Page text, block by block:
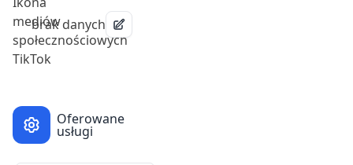
brak danych
Oferowane
usługi